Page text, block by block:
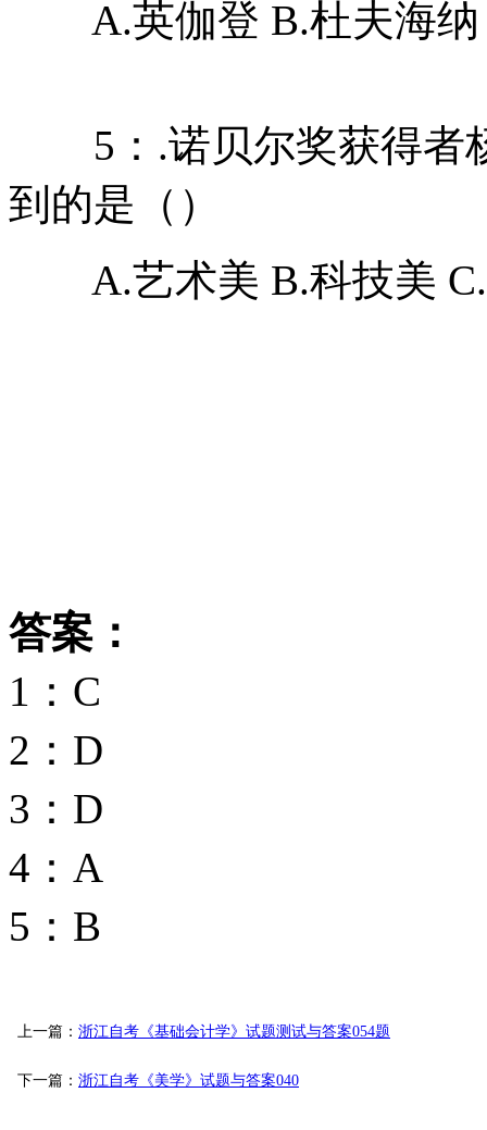
A.英伽登 B.杜夫海纳
5：.诺贝尔奖获得者
到的是（）
A.艺术美 B.科技美 C.
答案：
1：C
2：D
3：D
4：A
5：B
上一篇： 浙江自考《基础会计学》试题测试与答案054题
下一篇： 浙江自考《美学》试题与答案040